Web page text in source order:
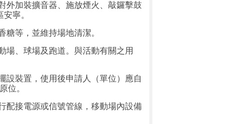
外加裝擴音器、施放煙火、敲鑼擊鼓
寧。
等，並維持場地清潔。
場、球場及跑道。與活動有關之用
設裝置，使用後申請人（單位）應自
位。
配接電源或信號管線，移動場內設備